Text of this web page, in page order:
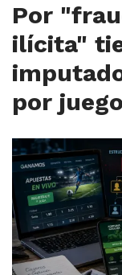
Por
ilícita"
por